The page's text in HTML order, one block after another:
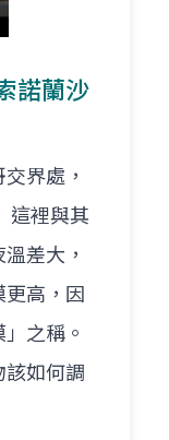
諾蘭沙
界處，
這裡與其
差大，
高，因
之稱。
該如何調